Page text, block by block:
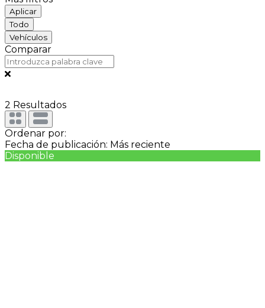
Aplicar
Todo
Vehículos
Comparar
2 Resultados
Ordenar por:
Fecha de publicación: Más reciente
Disponible